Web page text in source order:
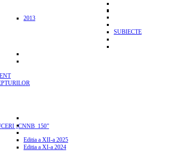
2013
SUBIECTE
„CNNB_150”
Editia a XII-a 2025
Editia a XI-a 2024